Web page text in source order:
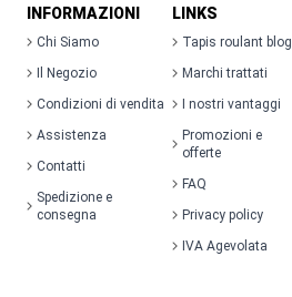
INFORMAZIONI
Chi Siamo
Il Negozio
Condizioni di vendita
Assistenza
Contatti
Spedizione e
consegna
LINKS
Tapis roulant blog
Marchi trattati
I nostri vantaggi
Promozioni e
offerte
FAQ
Privacy policy
IVA Agevolata